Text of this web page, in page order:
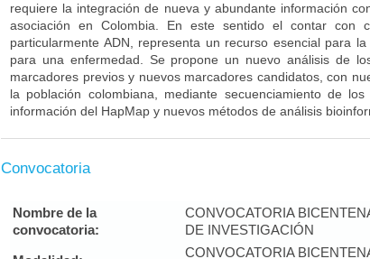
requiere la integración de nueva y abundante información
asociación en Colombia. En este sentido el contar con
particularmente ADN, representa un recurso esencial para
para una enfermedad. Se propone un nuevo análisis de
marcadores previos y nuevos marcadores candidatos, con
la población colombiana, mediante secuenciamiento de
información del HapMap y nuevos métodos de análisis
Convocatoria
Nombre de la
convocatoria:
CONVOCATORIA
DE INVESTIGACIÓN
CONVOCATORIA